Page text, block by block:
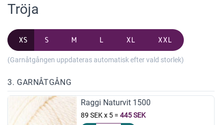
Tröja
XS S M L XL XXL
(Garnåtgången uppdateras automatisk efter vald storlek)
3. GARNÅTGÅNG
Raggi Naturvit 1500
89 SEK x 5= 445 SEK